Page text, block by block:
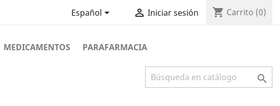
Español  Iniciar sesión shopping_cart Carrito (0)
MEDICAMENTOS PARAFARMACIA
